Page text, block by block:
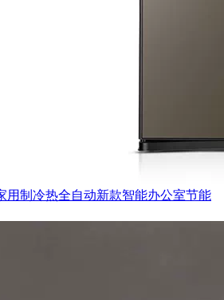
用制冷热全自动新款智能办公室节能